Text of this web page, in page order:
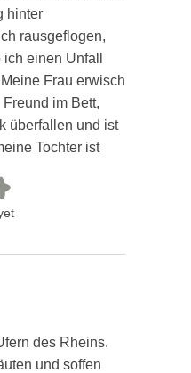
hinter
rausgeflogen,
einen Unfall
Frau erwisch
im Bett,
überfallen und ist
Tochter ist
des Rheins.
und soffen